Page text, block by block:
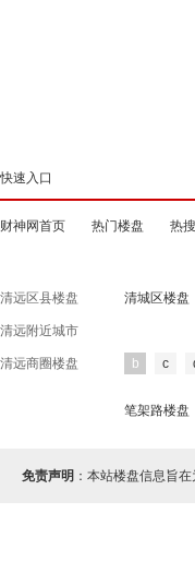
快速入口
财神网首页 热门楼盘 热
清远区县楼盘 清城区楼盘
清远附近城市
清远商圈楼盘 b c
笔架路楼盘
免责声明 ：本站楼盘信息旨